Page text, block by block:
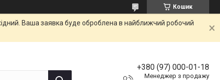
Кошик
Ваша заявка буде оброблена в найближчий робочий
+380 (97) 000-01-18
Менеджер з продажу